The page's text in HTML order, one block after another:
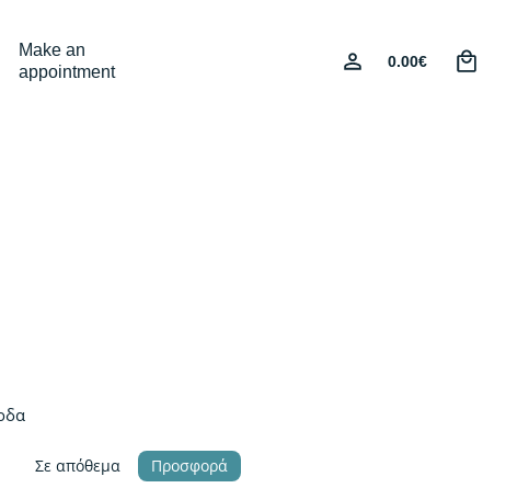
Make an
appointment
0.00€
Σε απόθεμα Προσφορά